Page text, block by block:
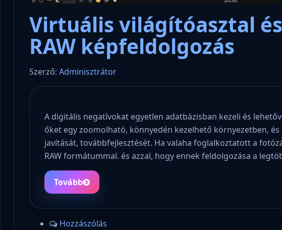
Virtuális világítóasztal
RAW képfeldolgozás
Szerző: Adminisztrátor
A digitális negatívokat egyetlen adatbázisban kezeli és
őket egy zoomolható, könnyedén kezelhető környezetben,
javítását, továbbfejlesztését. Ha valaha foglalkoztatott a
RAW formátummal. és azzal, hogy ennek feldolgozása a
Tovább
Hozzászólás